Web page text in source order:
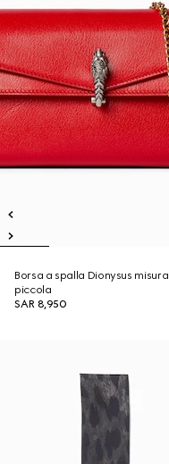
Borsa a spalla Dionysus misura
piccola
SAR 8,950